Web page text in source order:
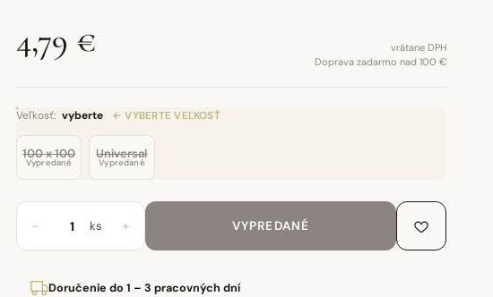
4,79 €
vrátane DPH
Doprava zadarmo nad 100 €
Veľkosť: vyberte ← VYBERTE VEĽKOSŤ
100 x 100
Vypredané
Universal
Vypredané
− ks + VYPREDANÉ
Doručenie do 1 – 3 pracovných dní